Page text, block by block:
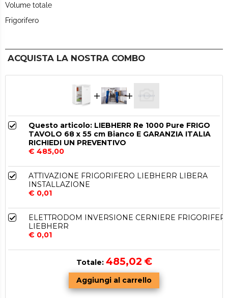
Volume totale
Frigorifero
ACQUISTA LA NOSTRA COMBO
Questo articolo: LIEBHERR Re 1000 Pure FRIGO
TAVOLO 68 x 55 cm Bianco E GARANZIA ITALIA
RICHIEDI UN PREVENTIVO
€ 485,00
ATTIVAZIONE FRIGORIFERO LIEBHERR LIBERA
INSTALLAZIONE
€ 0,01
ELETTRODOM INVERSIONE CERNIERE
LIEBHERR
€ 0,01
Totale: 485,02 €